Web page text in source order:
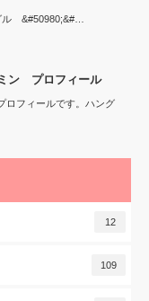
ル &#50980;&#…
ン プロフィール
ロフィールです。ハング
12
109